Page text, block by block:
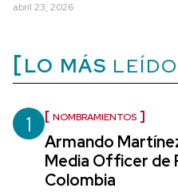
abril 23, 2026
LO MÁS LEÍDO
1 NOMBRAMIENTOS
Armando
Media Officer de
Colombia